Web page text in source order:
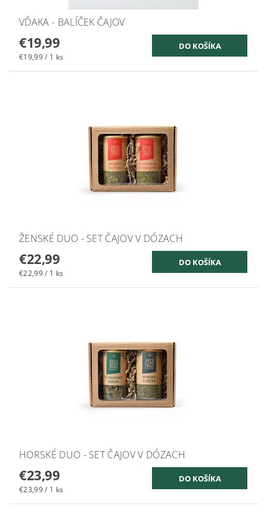
VĎAKA - BALÍČEK ČAJOV
€19,99
€19,99 / 1 ks
ŽENSKÉ DUO - SET ČAJOV V DÓZACH
€22,99
€22,99 / 1 ks
HORSKÉ DUO - SET ČAJOV V DÓZACH
€23,99
€23,99 / 1 ks